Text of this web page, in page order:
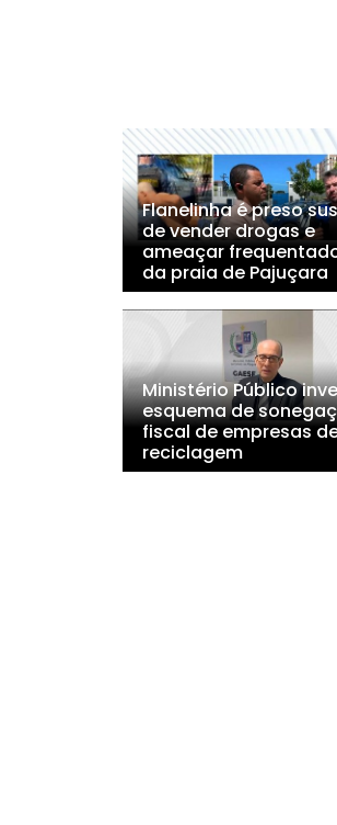
Flanelinha é preso
de vender drogas e
ameaçar
da praia de Pajuçara
Ministério Público
esquema de
fiscal de empresas
reciclagem